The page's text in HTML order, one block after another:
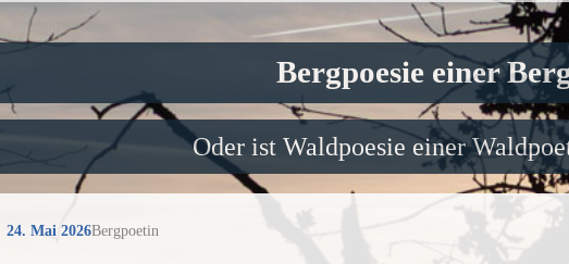
Bergpoesie einer
Oder ist Waldpoesie einer
24. Mai 2026Bergpoetin